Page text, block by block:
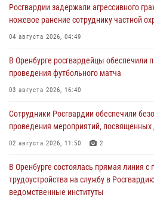
Росгвардии задержали агрессивного
ножевое ранение сотруднику частной
04 августа 2026, 04:49
В Оренбурге росгвардейцы обеспечили
проведения футбольного матча
03 августа 2026, 16:40
Сотрудники Росгвардии обеспечили
проведения мероприятий,
02 августа 2026, 11:50 2
В Оренбурге состоялась прямая линия
трудоустройства на службу в
ведомственные институты